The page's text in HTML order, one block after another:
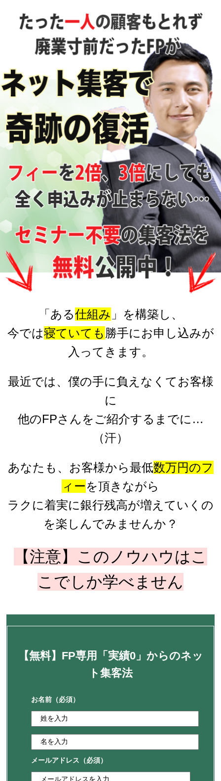
「ある仕組み 」を構築し、
今では寝ていても 勝手にお申し込みが
入ってきます。
最近では、僕の手に負えなくてお客様
に
他のFPさんをご紹介するまでに…
（汗）
あなたも、お客様から最低数万円のフ
ィーを頂きながら
ラクに着実に銀行残高が増えていくの
を楽しんでみませんか？
【注意】このノウハウはこ
こでしか学べません
【無料】FP専用「実績0」からのネッ
ト集客法
お名前 （必須）
メールアドレス （必須）